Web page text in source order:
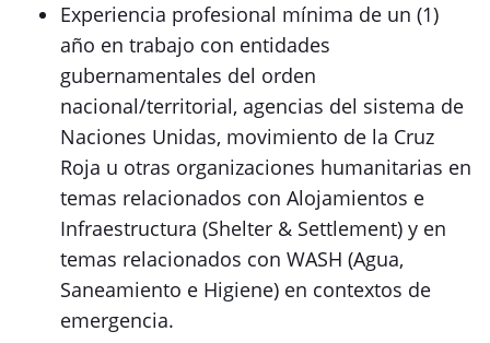
Experiencia profesional mínima de un (1)
año en trabajo con entidades
gubernamentales del orden
nacional/territorial, agencias del sistema de
Naciones Unidas, movimiento de la Cruz
Roja u otras organizaciones humanitarias en
temas relacionados con Alojamientos e
Infraestructura (Shelter & Settlement) y en
temas relacionados con WASH (Agua,
Saneamiento e Higiene) en contextos de
emergencia.